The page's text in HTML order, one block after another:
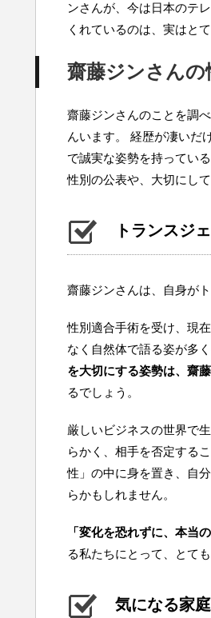
ンさんが、今は日本のテ
くれているのは、実はと
齋藤ジンさん
齋藤ジンさんのことを調
んいます。 経歴が凄いだ
で誠実な姿勢を持ってい
性別の公表や、大切にし
トランスジ
齋藤ジンさんは、自身が
性別適合手術を受け、現
なく自然体で語る姿が多
を大切にする姿勢は、齋
るでしょう。
厳しいビジネスの世界で
らかく、相手を否定する
性」の中に身を置き、自
らかもしれません。
「変化を恐れずに、本当
る私たちにとって、とて
気になる家